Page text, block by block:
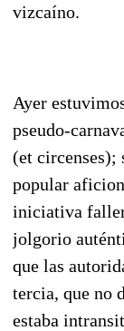
vizcaíno.
Ayer
pseudo-
(et circenses);
popular
iniciativa
jolgorio
que las
tercia, que no
estaba